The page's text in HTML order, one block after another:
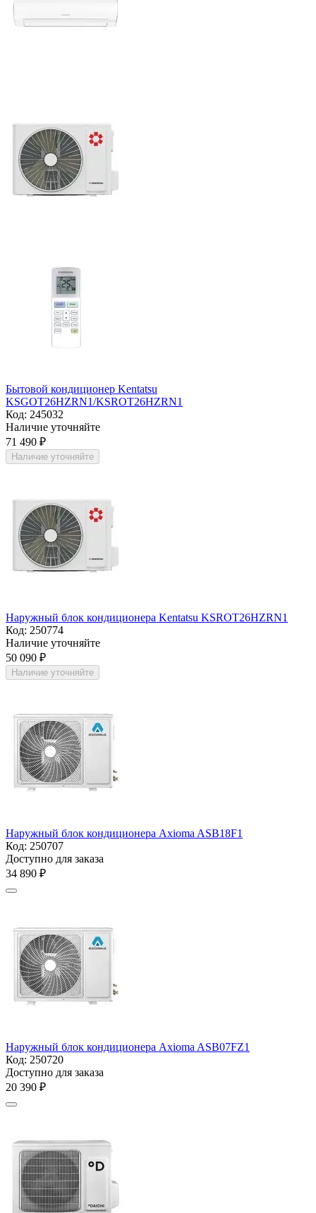
Бытовой кондиционер Kentatsu
KSGOT26HZRN1/KSROT26HZRN1
Код: 245032
Наличие уточняйте
71 490 ₽
Наличие уточняйте
Наружный блок кондиционера Kentatsu KSROT26HZRN1
Код: 250774
Наличие уточняйте
50 090 ₽
Наличие уточняйте
Наружный блок кондиционера Axioma ASB18F1
Код: 250707
Доступно для заказа
34 890 ₽
Наружный блок кондиционера Axioma ASB07FZ1
Код: 250720
Доступно для заказа
20 390 ₽